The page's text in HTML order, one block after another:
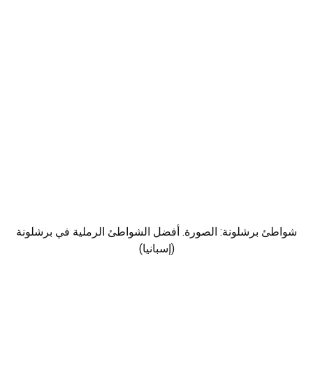
شواطئ برشلونة: الصورة. أفضل الشواطئ الرملية في برشلونة
(إسبانيا)